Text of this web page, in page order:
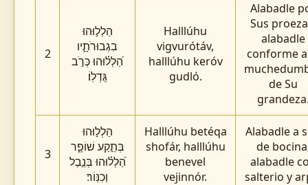
2
הַלְל֣וּהוּ
בִגְבוּרֹתָ֑יו
הַ֝לְל֗וּהוּ כְּרֹ֣ב
גֻּדְלֽוֹ׃
Halllúhu
vigvurótáv,
halllúhu keróv
gudló.
Alabadle
Sus
alabadle
conforme
de Su
3
הַלְל֣וּהוּ
בְּתֵ֣קַע שׁוֹפָ֑ר
הַ֝לְל֗וּהוּ בְּנֵ֣בֶל
וְכִנּֽוֹר׃
Halllúhu betéqa
shofár, halllúhu
benevel
vejinnór.
Alabadle a
de
alabadle
salterio y